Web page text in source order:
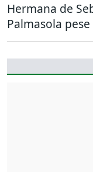
Hermana de
Palmasola